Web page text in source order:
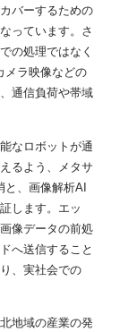
バーするための
っています。さ
の処理ではなく
メラ映像などの
通信負荷や帯域
なロボットが通
るよう、メタサ
と、画像解析AI
します。エッ
像データの前処
へ送信すること
、実社会での
地域の産業の発